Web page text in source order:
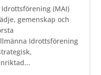
(MAI)
gemenskap och
Idrottsförening